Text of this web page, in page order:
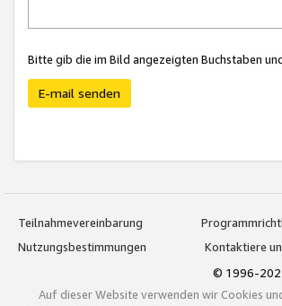
Bitte gib die im Bild angezeigten Buchstaben
E-mail senden
Teilnahmevereinbarung
Nutzungsbestimmungen
Kontaktiere
© 1996-
Auf dieser Website verwenden wir Cookies